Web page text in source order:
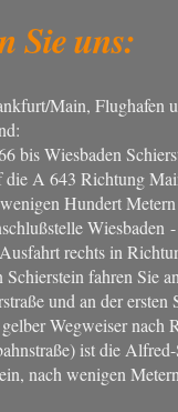
Sie uns:
Main, Flughafen
bis Wiesbaden
die A 643 Richtung
Hundert
Wiesbaden
rechts in
Schierstein fahren Sie
und an der ersten
Wegweiser nach
ist die
nach wenigen